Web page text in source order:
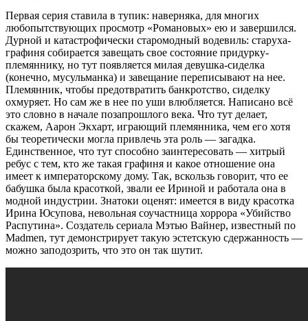
Первая серия ставила в тупик: наверняка, для многих
любопытствующих просмотр «Романовых» ею и завершился.
Дурной и катастрофически старомодный водевиль: старуха-
графиня собирается завещать свое состояние придурку-
племяннику, но тут появляется милая девушка-сиделка
(конечно, мусульманка) и завещание переписывают на нее.
Племянник, чтобы предотвратить банкротство, сиделку
охмуряет. Но сам же в нее по уши влюбляется. Написано всё
это словно в начале позапрошлого века. Что тут делает,
скажем, Аарон Экхарт, играющий племянника, чем его хотя
бы теоретически могла привлечь эта роль — загадка.
Единственное, что тут способно заинтересовать — хитрый
ребус с тем, кто же такая графиня и какое отношение она
имеет к императорскому дому. Так, вскользь говорит, что ее
бабушка была красоткой, звали ее Ириной и работала она в
модной индустрии. Знатоки оценят: имеется в виду красотка
Ирина Юсупова, невольная соучастница хоррора «Убийство
Распутина». Создатель сериала Мэтью Вайнер, известный по
Madmen, тут демонстрирует такую эстетскую сдержанность —
можно заподозрить, что это он так шутит.